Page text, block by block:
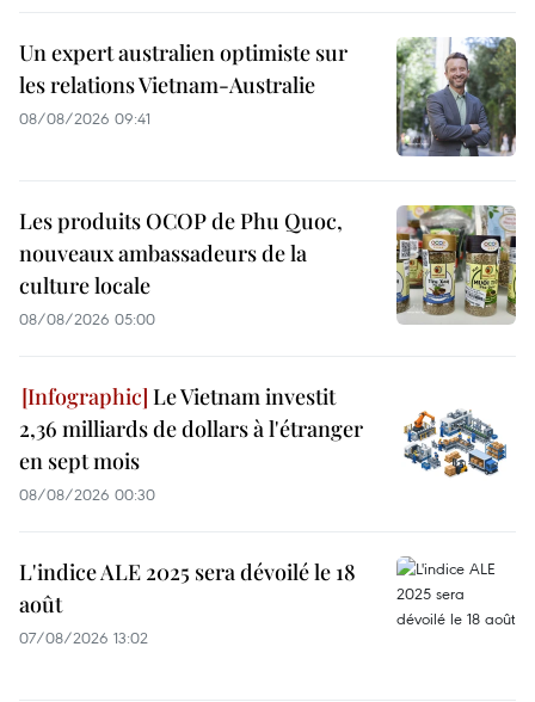
Un expert australien optimiste sur
les relations Vietnam-Australie
08/08/2026 09:41
Les produits OCOP de Phu Quoc,
nouveaux ambassadeurs de la
culture locale
08/08/2026 05:00
Le Vietnam investit
2,36 milliards de dollars à l'étranger
en sept mois
08/08/2026 00:30
L'indice ALE 2025 sera dévoilé le 18
août
07/08/2026 13:02